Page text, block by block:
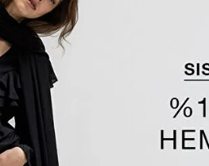
MÜŞTERİ HİZMETLERİ
Hakkımızda
Sıkça Sorulan
Sorular